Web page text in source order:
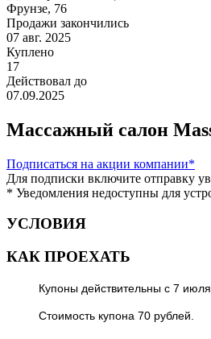
Фрунзе, 76
Продажи закончились
07 авг. 2025
Куплено
17
Действовал до
07.09.2025
Массажный салон
Подписаться на акции компании*
Для подписки включите отправку
* Уведомления недоступны для
УСЛОВИЯ
КАК ПРОЕХАТЬ
Купоны действительны с 7
Стоимость купона 70 рублей.